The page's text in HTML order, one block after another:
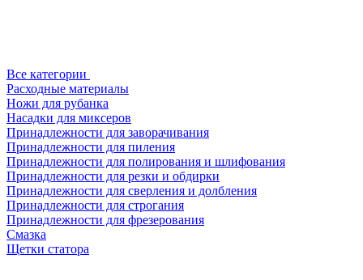
Все категории
Расходные материалы
Ножи для рубанка
Насадки для миксеров
Принадлежности для заворачивания
Принадлежности для пиления
Принадлежности для полирования и шлифования
Принадлежности для резки и обдирки
Принадлежности для сверления и долбления
Принадлежности для строгания
Принадлежности для фрезерования
Смазка
Щетки статора